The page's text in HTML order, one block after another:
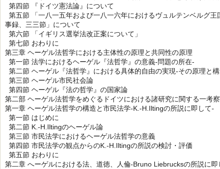
第四節 『ドイツ憲法論』について
第五節 「一八一五年および一八一六年におけるヴュルテンベルグ
事録、三三節」について
第六節 「イギリス選挙法改正案について」
第七節 おわりに
第三章 ヘーゲル法哲学における主体性の原理と共同性の原理
第一節 法学におけるヘーゲル『法哲学』の意義-問題の所在-
第二節 ヘーゲル『法哲学』における具体的自由の実現-その原理と
第三節 ヘーゲル市民社会論
第四節 ヘーゲル『法の哲学』の国家論
第二部 ヘーゲル法哲学をめぐるドイツにおける諸研究に関する一考
第一章 ヘーゲル法哲学の構造と市民法学-K.‐H.Iltingの所説に即して-
第一節 はじめに
第二節 K.‐H.Iltingのヘーゲル論
第三節 市民法学におけるヘーゲル法哲学の意義
第四節 市民法学の観点からのK.‐H.Iltingの所説の検討・評価
第五節 おわりに
第二章 へーゲルにおける法、道徳、人倫-Bruno Liebrucksの所説に即